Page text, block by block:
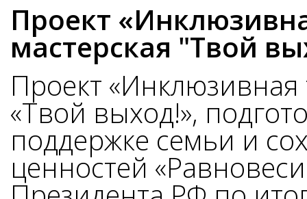
Проект
мастерская "Твой
Проект «Инклюзивная
«Твой выход!»,
поддержке семьи и
ценностей